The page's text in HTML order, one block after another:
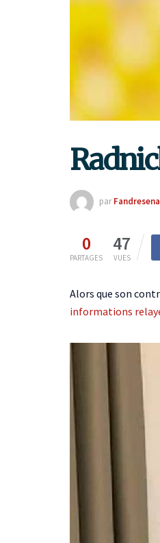
par
0
PARTAGES
47
VUES
Alors que son
informations